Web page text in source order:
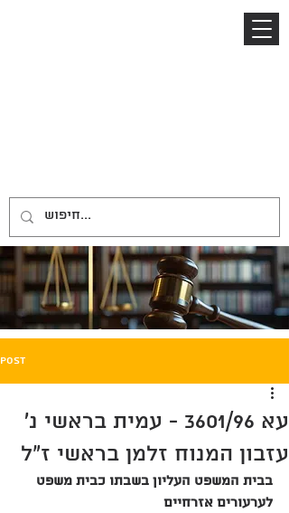
משרד עורכי דין
Post
עא 3601/96 - עמית בראשי נ'
עזבון המנוח זלמן בראשי ז"ל
בבית המשפט העליון בשבתו כבית משפט
לערעורים אזרחיים